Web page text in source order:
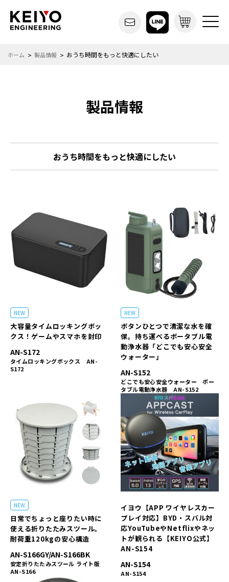
ホーム 製品情報 おうち時間をもっと快適にしたい
製品情報
おうち時間をもっと快適にしたい
NEW
大容量タイムロッキングボッ
クス！ゲームやスマホを封印
AN-S172
タイムロッキングボックス AN-
S172
NEW
ボタンひとつで清潔な水を確
保。持ち運べるポータブル電
動浄水器「どこでも安心安全
ウォーター」
AN-S152
どこでも安心安全ウォーター ポー
タブル電動浄水器 AN-S152
NEW
日常でちょっと座りたい時に
使える折りたたみスツール。
耐荷重120kgの安心構造
AN-S166GY/AN-S166BK
安定折りたたみスツール ライト版
AN-S166
イヨウ【APP ワイヤレスカー
プレイ対応】BYD・スバル対
応YouTubeやNetflixやネッ
トが観られる【KEIYO公式】
AN-S154
AN-S154
AN-S154